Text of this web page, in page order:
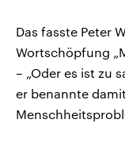
Das fasste Peter
Wortschöpfung
– „Oder es ist zu
er benannte